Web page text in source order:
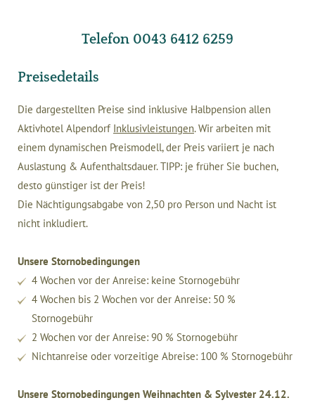
Telefon 0043 6412 6259
Preisedetails
Die dargestellten Preise sind inklusive Halbpension allen
Aktivhotel Alpendorf Inklusivleistungen. Wir arbeiten mit
einem dynamischen Preismodell, der Preis variiert je nach
Auslastung & Aufenthaltsdauer. TIPP: je früher Sie buchen,
desto günstiger ist der Preis!
Die Nächtigungsabgabe von 2,50 pro Person und Nacht ist
nicht inkludiert.
Unsere Stornobedingungen
4 Wochen vor der Anreise: keine Stornogebühr
4 Wochen bis 2 Wochen vor der Anreise: 50 %
Stornogebühr
2 Wochen vor der Anreise: 90 % Stornogebühr
Nichtanreise oder vorzeitige Abreise: 100 % Stornogebühr
Unsere Stornobedingungen Weihnachten & Sylvester 24.12.